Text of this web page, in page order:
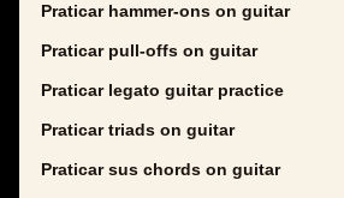
Praticar hammer-ons on guitar
Praticar pull-offs on guitar
Praticar legato guitar practice
Praticar triads on guitar
Praticar sus chords on guitar